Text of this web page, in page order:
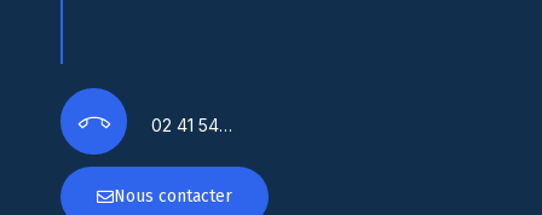
02 41 54…
Nous contacter